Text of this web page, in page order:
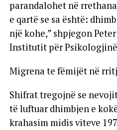
parandalohet në
e qartë se sa është:
një kohe,” shpjegon
Institutit për
Migrena te fëmijët në
Shifrat tregojnë se
të luftuar dhimbjen e
krahasim midis viteve